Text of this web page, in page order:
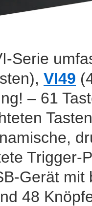
Serie
VI49
– 61
Trigger-
Gerät
48